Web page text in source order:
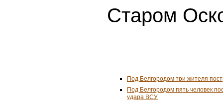
Старом
Под Белгородом три жителя
Под Белгородом пять человек
удара ВСУ